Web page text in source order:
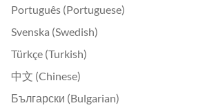
Português (Portuguese)
Svenska (Swedish)
Türkçe (Turkish)
中文 (Chinese)
Български (Bulgarian)